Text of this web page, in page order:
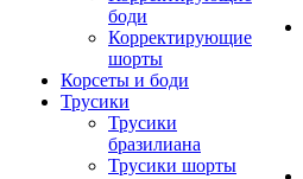
боди
Корректирующие
шорты
Корсеты и боди
Трусики
Трусики
бразилиана
Трусики шорты